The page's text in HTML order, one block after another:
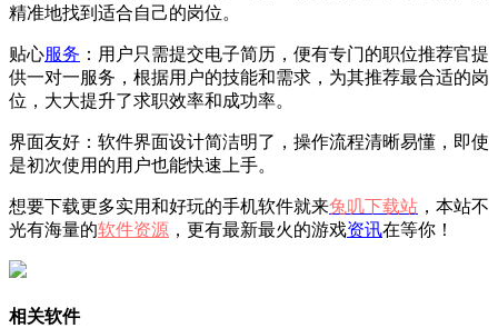
精准地找到适合自己的岗位。
贴心服务 ：用户只需提交电子简历，便有专门的职位推荐官提
供一对一服务，根据用户的技能和需求，为其推荐最合适的岗
位，大大提升了求职效率和成功率。
界面友好：软件界面设计简洁明了，操作流程清晰易懂，即使
是初次使用的用户也能快速上手。
想要下载更多实用和好玩的手机软件就来兔叽下载站 ，本站不
光有海量的软件资源 ，更有最新最火的游戏资讯在等你！
相关软件